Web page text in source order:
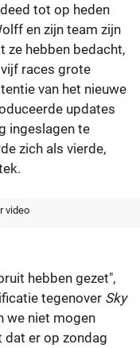
tot op heden
en zijn team zijn
ze hebben bedacht,
races grote
van het nieuwe
updates
ingeslagen te
zich als vierde,
video
hebben gezet",
tegenover Sky
we niet mogen
dat er op zondag